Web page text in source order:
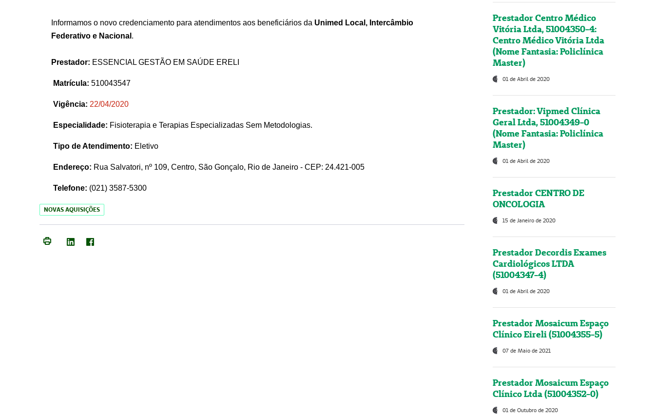
Informamos o novo credenciamento para atendimentos aos beneficiários da Unimed Local, Intercâmbio
Federativo e Nacional .
Prestador: ESSENCIAL GESTÃO EM SAÚDE ERELI
Matrícula: 510043547
Vigência: 22/04/2020
Especialidade: Fisioterapia e Terapias Especializadas Sem Metodologias.
Tipo de Atendimento: Eletivo
Endereço: Rua Salvatori, nº 109, Centro, São Gonçalo, Rio de Janeiro - CEP: 24.421-005
Telefone: (021) 3587-5300
NOVAS AQUISIÇÕES
Prestador Centro Médico
Vitória Ltda, 51004350-4:
Centro Médico Vitória Ltda
(Nome Fantasia: Policlínica
Master)
01 de Abril de 2020
Prestador: Vipmed Clínica
Geral Ltda, 51004349-0
(Nome Fantasia: Policlínica
Master)
01 de Abril de 2020
Prestador CENTRO DE
ONCOLOGIA
15 de Janeiro de 2020
Prestador Decordis Exames
Cardiológicos LTDA
(51004347-4)
01 de Abril de 2020
Prestador Mosaicum Espaço
Clínico Eireli (51004355-5)
07 de Maio de 2021
Prestador Mosaicum Espaço
Clínico Ltda (51004352-0)
01 de Outubro de 2020